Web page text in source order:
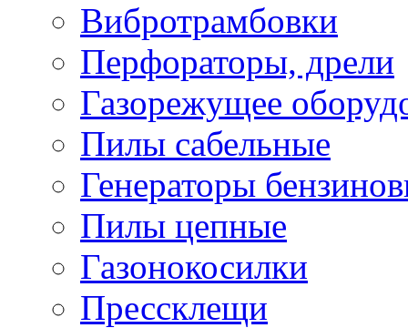
Вибротрамбовки
Перфораторы, дрели
Газорежущее
Пилы сабельные
Генераторы
Пилы цепные
Газонокосилки
Прессклещи